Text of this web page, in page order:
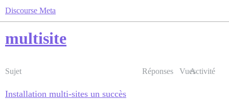
Discourse Meta
multisite
Sujet Réponses VuesActivité
Installation multi-sites un succès